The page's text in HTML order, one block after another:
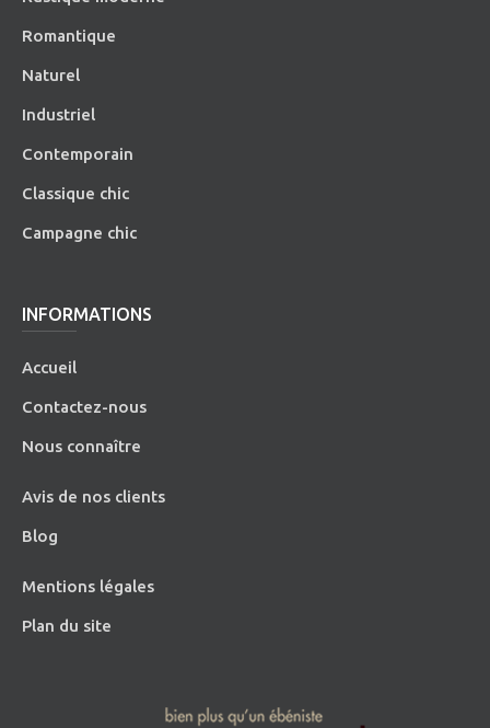
Romantique
Naturel
Industriel
Contemporain
Classique chic
Campagne chic
INFORMATIONS
Accueil
Contactez-nous
Nous connaître
Avis de nos clients
Blog
Mentions légales
Plan du site